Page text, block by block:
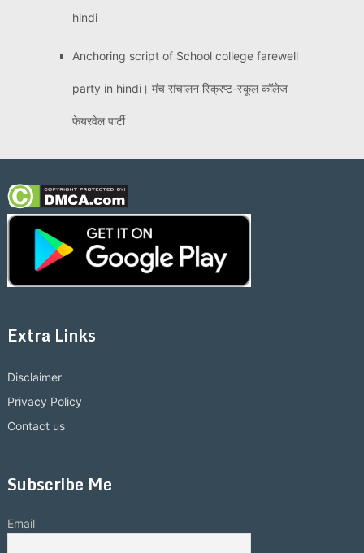
hindi
Anchoring script of School college farewell
party in hindi। मंच संचालन स्क्रिप्ट-स्कूल कॉलेज
फेयरवेल पार्टी
Extra Links
Disclaimer
Privacy Policy
Contact us
Subscribe Me
Email